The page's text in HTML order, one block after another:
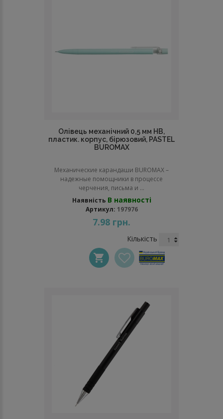
Олівець механічний 0,5 мм НВ,
пластик. корпус, бірюзовий, PASTEL
BUROMAX
Механические карандаши BUROMAX –
надежные помощники в процессе
черчения, письма и ...
Наявність В наявності
Артикул: 197976
7.98 грн.
Кількість